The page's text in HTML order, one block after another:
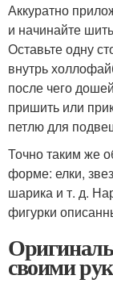
Аккуратно
и начинайте
Оставьте одну
внутрь
после чего
пришить или
петлю для
Точно таким же
форме: елки,
шарика и т. д.
фигурки
своими